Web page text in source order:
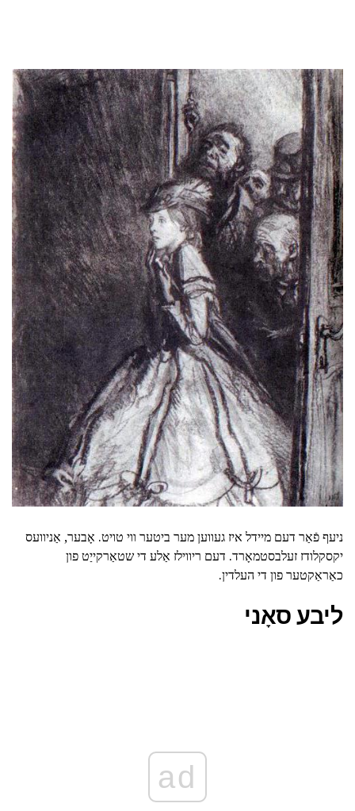
ניעף פֿאַר דעם מיידל איז געווען מער ביטער ווי טויט. אָבער, אַניוועס
יקסקלודז זעלבסטמאָרד. דעם ריווילז אַלע די שטאַרקייַט פון
כאַראַקטער פון די העלדין.
ליבע סאָני
ad